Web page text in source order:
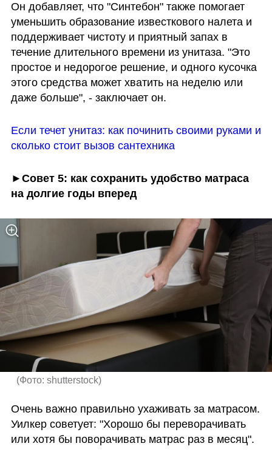
Он добавляет, что "Синтебон" также помогает
уменьшить образование известкового налета и
поддерживает чистоту и приятный запах в
течение длительного времени из унитаза. "Это
простое и недорогое решение, и одного кусочка
этого средства может хватить на неделю или
даже больше", - заключает он.
Если течет унитаз: как починить своими руками и
сколько стоит вызов сантехника
►Совет 5: как сохранить удобство матраса
на долгие годы вперед
(Фото: shutterstock)
Очень важно правильно ухаживать за матрасом.
Уилкер советует: "Хорошо бы переворачивать
или хотя бы поворачивать матрас раз в месяц".